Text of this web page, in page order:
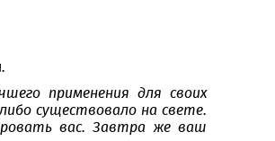
применения для своих
существовало на свете.
вас. Завтра же ваш